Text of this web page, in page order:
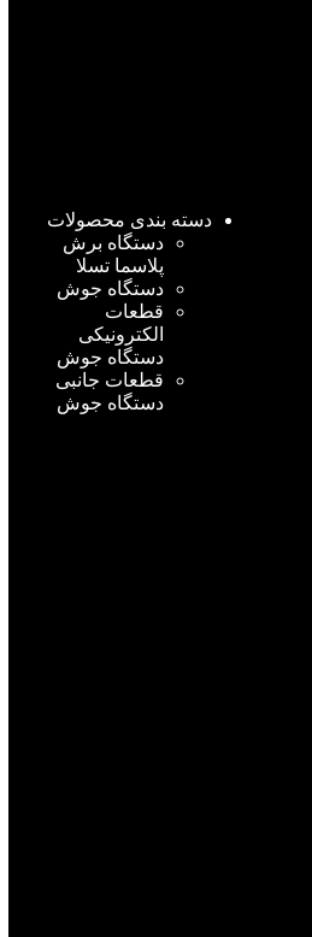
دسته بندی محصولات
دستگاه برش
پلاسما تسلا
دستگاه جوش
قطعات
الکترونیکی
دستگاه جوش
قطعات جانبی
دستگاه جوش